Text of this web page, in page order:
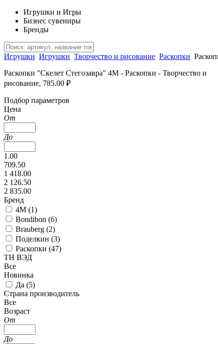
Игрушки и Игры
Бизнес сувениры
Бренды
Игрушки Игрушки Творчество и рисование Раскопки
Раскопки "Скелет Стегозавра" 4M - Раскопки - Творчество и
рисование, 785.00 ₽
Подбор параметров
Цена
От
До
1.00
709.50
1 418.00
2 126.50
2 835.00
Бренд
4M (1)
Bondibon (6)
Brauberg (2)
Поделкин (3)
Раскопки (47)
ТН ВЭД
Все
Новинка
Да (5)
Страна производитель
Все
Возраст
От
До